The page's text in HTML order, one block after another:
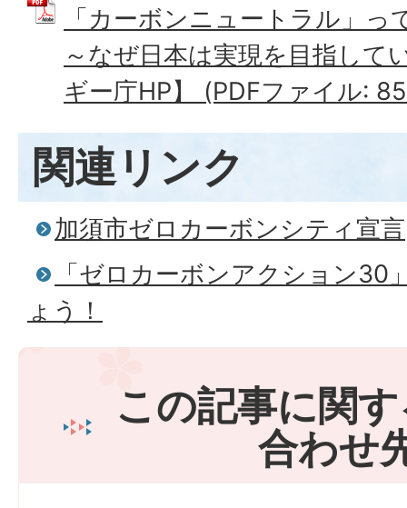
「カーボンニュートラル」っ
～なぜ日本は実現を目指して
ギー庁HP】 (PDFファイル:
関連リンク
加須市ゼロカーボンシティ宣言
「ゼロカーボンアクション30
ょう！
この記事に関
合わせ